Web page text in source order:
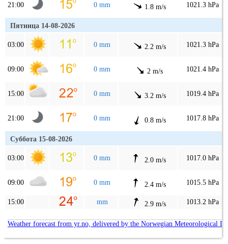
21:00 0 mm 1.8 m/s 1021.3 hPa
Пятница 14-08-2026
03:00 0 mm 2.2 m/s 1021.3 hPa
09:00 0 mm 2 m/s 1021.4 hPa
15:00 0 mm 3.2 m/s 1019.4 hPa
21:00 0 mm 0.8 m/s 1017.8 hPa
Суббота 15-08-2026
03:00 0 mm 2.0 m/s 1017.0 hPa
09:00 0 mm 2.4 m/s 1015.5 hPa
15:00 mm 2.9 m/s 1013.2 hPa
Weather forecast from yr.no, delivered by the Norwegian Meteorological